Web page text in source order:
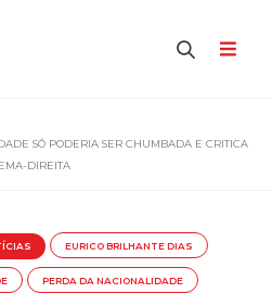
SÓ PODERIA SER CHUMBADA E CRITICA
DIREITA
EURICO BRILHANTE DIAS
PERDA DA NACIONALIDADE